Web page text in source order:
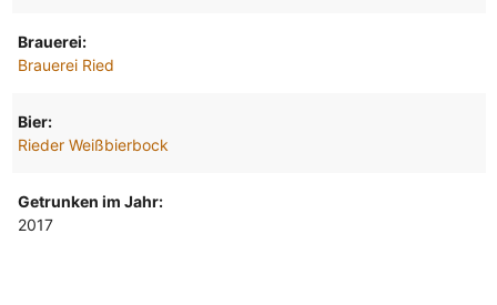
Brauerei:
Brauerei Ried
Bier:
Rieder Weißbierbock
Getrunken im Jahr:
2017